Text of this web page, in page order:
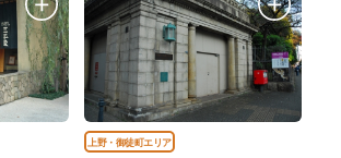
上野・御徒町エリア